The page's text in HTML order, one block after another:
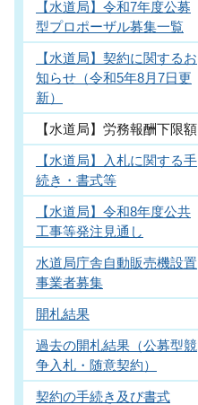
【水道局】令和7年度公募
型プロポーザル募集一覧
【水道局】契約に関するお
知らせ（令和5年8月7日更
新）
【水道局】労務報酬下限額
【水道局】入札に関する手
続き・書式等
【水道局】令和8年度公共
工事等発注見通し
水道局庁舎自動販売機設置
事業者募集
開札結果
過去の開札結果（公募型競
争入札・随意契約）
契約の手続き及び書式